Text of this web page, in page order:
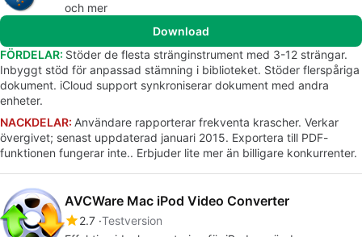
och mer
Download
FÖRDELAR: Stöder de flesta stränginstrument med 3-12 strängar.
Inbyggt stöd för anpassad stämning i biblioteket. Stöder flerspåriga
dokument. iCloud support synkroniserar dokument med andra
enheter.
NACKDELAR: Användare rapporterar frekventa krascher. Verkar
övergivet; senast uppdaterad januari 2015. Exportera till PDF-
funktionen fungerar inte.. Erbjuder lite mer än billigare konkurrenter.
AVCWare Mac iPod Video Converter
2.7 Testversion